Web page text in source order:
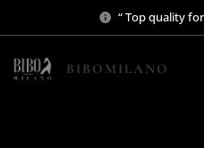
“ Top quality
BIBOMILANO